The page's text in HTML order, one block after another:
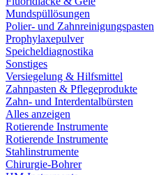
Mundspüllösungen
Polier- und Zahnreinigungspasten
Prophylaxepulver
Speicheldiagnostika
Sonstiges
Versiegelung & Hilfsmittel
Zahnpasten & Pflegeprodukte
Zahn- und Interdentalbürsten
Alles anzeigen
Rotierende Instrumente
Rotierende Instrumente
Stahlinstrumente
Chirurgie-Bohrer